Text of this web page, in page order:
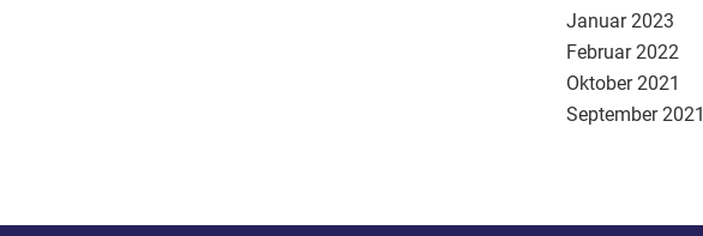
Januar 2023
Februar 2022
Oktober 2021
September 2021